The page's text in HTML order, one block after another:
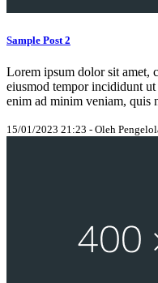
Sample Post 2
Lorem ipsum dolor sit amet,
eiusmod tempor incididunt
enim ad minim veniam, quis
15/01/2023 21:23 - Oleh